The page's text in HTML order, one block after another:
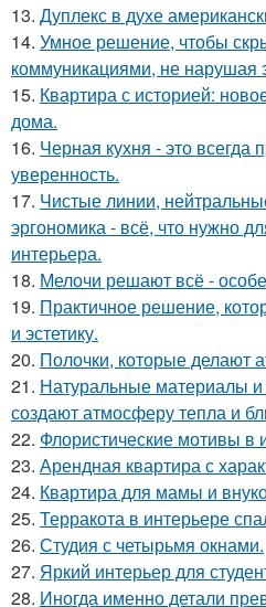
13. Дуплекс в духе
14. Умное решение, чтобы
коммуникациями, не нарушая
15. Квартира с историей:
дома.
16. Черная кухня - это всегда
уверенность.
17. Чистые линии,
эргономика - всё, что нужно
интерьера.
18. Мелочи решают всё -
19. Практичное решение,
и эстетику.
20. Полочки, которые делают
21. Натуральные материалы
создают атмосферу тепла и
22. Флористические мотивы в
23. Арендная квартира с
24. Квартира для мамы и
25. Терракота в интерьере
26. Студия с четырьмя окнами.
27. Яркий интерьер для
28. Иногда именно детали